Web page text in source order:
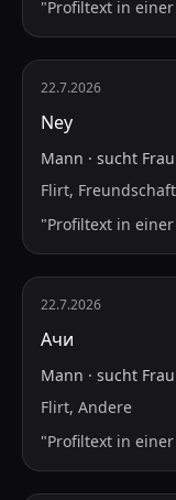
"Profiltext in
22.7.2026
Ney
Mann · sucht Frau
Flirt,
"Profiltext in
22.7.2026
Ачи
Mann · sucht Frau
Flirt, Andere
"Profiltext in